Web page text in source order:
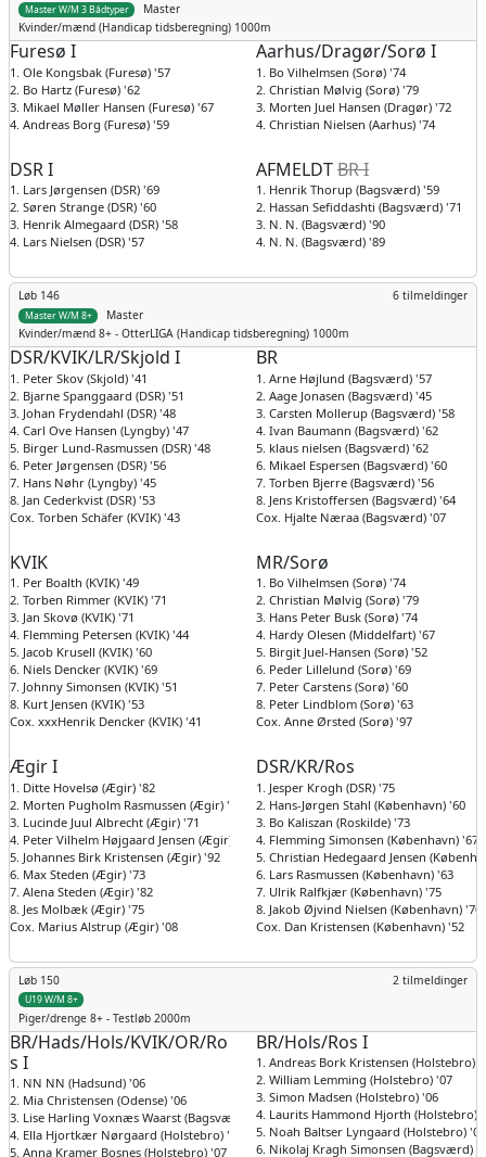
Master
Master W/M 3 Bådtyper
Kvinder/mænd (Handicap tidsberegning) 1000m
Furesø I
1. Ole Kongsbak (Furesø) '57
2. Bo Hartz (Furesø) '62
3. Mikael Møller Hansen (Furesø) '67
4. Andreas Borg (Furesø) '59
Aarhus/Dragør/Sorø I
1. Bo Vilhelmsen (Sorø) '74
2. Christian Mølvig (Sorø) '79
3. Morten Juel Hansen (Dragør) '72
4. Christian Nielsen (Aarhus) '74
DSR I
1. Lars Jørgensen (DSR) '69
2. Søren Strange (DSR) '60
3. Henrik Almegaard (DSR) '58
4. Lars Nielsen (DSR) '57
AFMELDTBR I
1. Henrik Thorup (Bagsværd) '59
2. Hassan Sefiddashti (Bagsværd) '71
3. N. N. (Bagsværd) '90
4. N. N. (Bagsværd) '89
Løb 146
Master
6 tilmeldinger
Master W/M 8+
Kvinder/mænd 8+ - OtterLIGA (Handicap tidsberegning) 1000m
DSR/KVIK/LR/Skjold I
1. Peter Skov (Skjold) '41
2. Bjarne Spanggaard (DSR) '51
3. Johan Frydendahl (DSR) '48
4. Carl Ove Hansen (Lyngby) '47
5. Birger Lund-Rasmussen (DSR) '48
6. Peter Jørgensen (DSR) '56
7. Hans Nøhr (Lyngby) '45
8. Jan Cederkvist (DSR) '53
Cox. Torben Schäfer (KVIK) '43
BR
1. Arne Højlund (Bagsværd) '57
2. Aage Jonasen (Bagsværd) '45
3. Carsten Mollerup (Bagsværd) '58
4. Ivan Baumann (Bagsværd) '62
5. klaus nielsen (Bagsværd) '62
6. Mikael Espersen (Bagsværd) '60
7. Torben Bjerre (Bagsværd) '56
8. Jens Kristoffersen (Bagsværd) '64
Cox. Hjalte Næraa (Bagsværd) '07
KVIK
1. Per Boalth (KVIK) '49
2. Torben Rimmer (KVIK) '71
3. Jan Skovø (KVIK) '71
4. Flemming Petersen (KVIK) '44
5. Jacob Krusell (KVIK) '60
6. Niels Dencker (KVIK) '69
7. Johnny Simonsen (KVIK) '51
8. Kurt Jensen (KVIK) '53
Cox. xxxHenrik Dencker (KVIK) '41
MR/Sorø
1. Bo Vilhelmsen (Sorø) '74
2. Christian Mølvig (Sorø) '79
3. Hans Peter Busk (Sorø) '74
4. Hardy Olesen (Middelfart) '67
5. Birgit Juel-Hansen (Sorø) '52
6. Peder Lillelund (Sorø) '69
7. Peter Carstens (Sorø) '60
8. Peter Lindblom (Sorø) '63
Cox. Anne Ørsted (Sorø) '97
Ægir I
1. Ditte Hovelsø (Ægir) '82
2. Morten Pugholm Rasmussen (Ægir) '79
3. Lucinde Juul Albrecht (Ægir) '71
4. Peter Vilhelm Højgaard Jensen (Ægir) '53
5. Johannes Birk Kristensen (Ægir) '92
6. Max Steden (Ægir) '73
7. Alena Steden (Ægir) '82
8. Jes Molbæk (Ægir) '75
Cox. Marius Alstrup (Ægir) '08
DSR/KR/Ros
1. Jesper Krogh (DSR) '75
2. Hans-Jørgen Stahl (København) '60
3. Bo Kaliszan (Roskilde) '73
4. Flemming Simonsen (København) '67
5. Christian Hedegaard Jensen
6. Lars Rasmussen (København) '63
7. Ulrik Ralfkjær (København) '75
8. Jakob Øjvind Nielsen (København) '70
Cox. Dan Kristensen (København) '52
Løb 150 2 tilmeldinger
U19 W/M 8+
Piger/drenge 8+ - Testløb 2000m
BR/Hads/Hols/KVIK/OR/Ro
s I
1. NN NN (Hadsund) '06
2. Mia Christensen (Odense) '06
3. Lise Harling Voxnæs Waarst (Bagsværd) '07
4. Ella Hjortkær Nørgaard (Holstebro) '07
5. Anna Kramer Bosnes (Holstebro) '07
BR/Hols/Ros I
1. Andreas Bork Kristensen (Holstebro)
2. William Lemming (Holstebro) '07
3. Simon Madsen (Holstebro) '06
4. Laurits Hammond Hjorth (Holstebro)
5. Noah Baltser Lyngaard (Holstebro) '07
6. Nikolaj Kragh Simonsen (Bagsværd)